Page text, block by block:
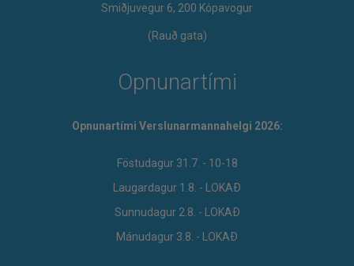
Smiðjuvegur 6, 200 Kópavogur
(Rauð gata)
Opnunartími
Opnunartími Verslunarmannahelgi 2026:
Föstudagur 31.7. - 10-18
Laugardagur 1.8. - LOKAÐ
Sunnudagur 2.8. - LOKAÐ
Mánudagur 3.8. - LOKAÐ